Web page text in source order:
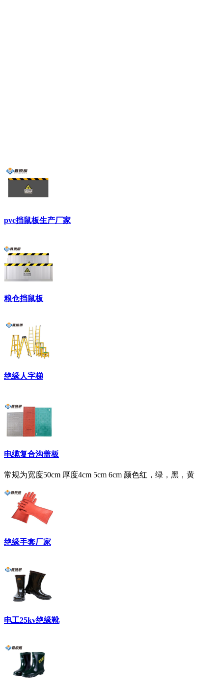
pvc挡鼠板生产厂家
粮仓挡鼠板
绝缘人字梯
电缆复合沟盖板
常规为宽度50cm 厚度4cm 5cm 6cm 颜色红，绿，黑，黄
绝缘手套厂家
电工25kv绝缘靴